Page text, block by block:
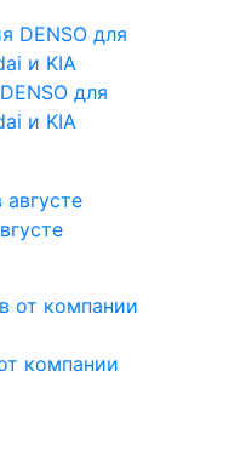
для
и KIA
компании